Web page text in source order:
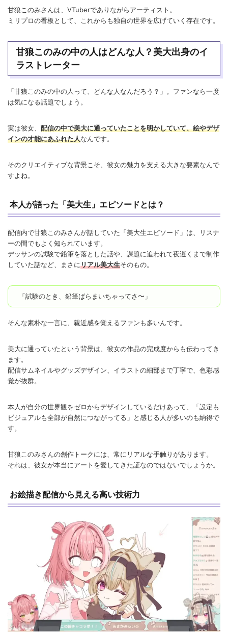
甘狼このみさんは、VTuberでありながらアーティスト。
ミリプロの看板として、これからも独自の世界を広げていく存在です。
甘狼このみの中の人はどんな人？美大出身のイ
ラストレーター
「甘狼このみの中の人って、どんな人なんだろう？」。ファンなら一度
は気になる話題でしょう。
実は彼女、 配信の中で美大に通っていたことを明かしていて、絵やデザ
インの才能にあふれた人なんです。
そのクリエイティブな背景こそ、彼女の魅力を支える大きな要素なんで
すよね。
本人が語った「美大生」エピソードとは？
配信内で甘狼このみさんが話していた「美大生エピソード」は、リスナ
ーの間でもよく知られています。
デッサンの試験で鉛筆を落とした話や、課題に追われて夜遅くまで制作
していた話など、まさにリアル美大生そのもの。
「試験のとき、鉛筆ばらまいちゃってさ〜」
そんな素朴な一言に、親近感を覚えるファンも多いんです。
美大に通っていたという背景は、彼女の作品の完成度からも伝わってき
ます。
配信サムネイルやグッズデザイン、イラストの細部まで丁寧で、色彩感
覚が抜群。
本人が自分の世界観をゼロからデザインしているだけあって、「設定も
ビジュアルも全部が自然につながってる」と感じる人が多いのも納得で
す。
甘狼このみさんの創作トークには、常にリアルな手触りがあります。
それは、彼女が本当にアートを愛してきた証なのではないでしょうか。
お絵描き配信から見える高い技術力